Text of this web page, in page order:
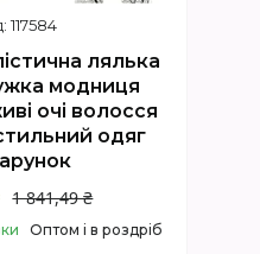
117584
лялька
модниця
очі волосся
одяг
1 841,49 ₴
Оптом і в роздріб